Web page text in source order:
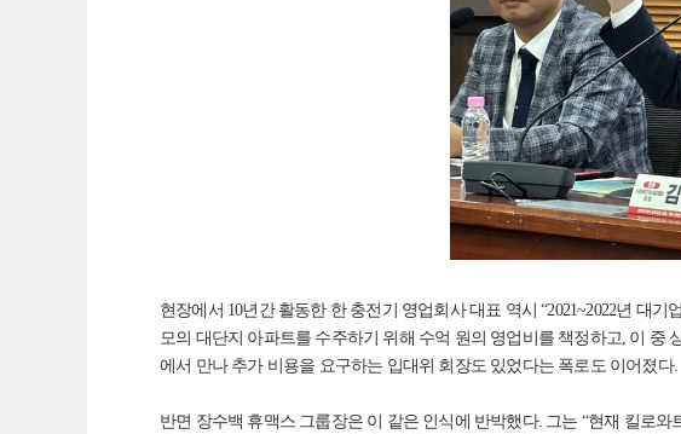
현장에서 10년간 활동한 한 충전기 영업회사 대표 역시 “2021~2022년 대
모의 대단지 아파트를 수주하기 위해 수억 원의 영업비를 책정하고, 이 중
에서 만나 추가 비용을 요구하는 입대위 회장도 있었다는 폭로도 이어졌다.
반면 장수백 휴맥스 그룹장은 이 같은 인식에 반박했다. 그는 “현재 킬로